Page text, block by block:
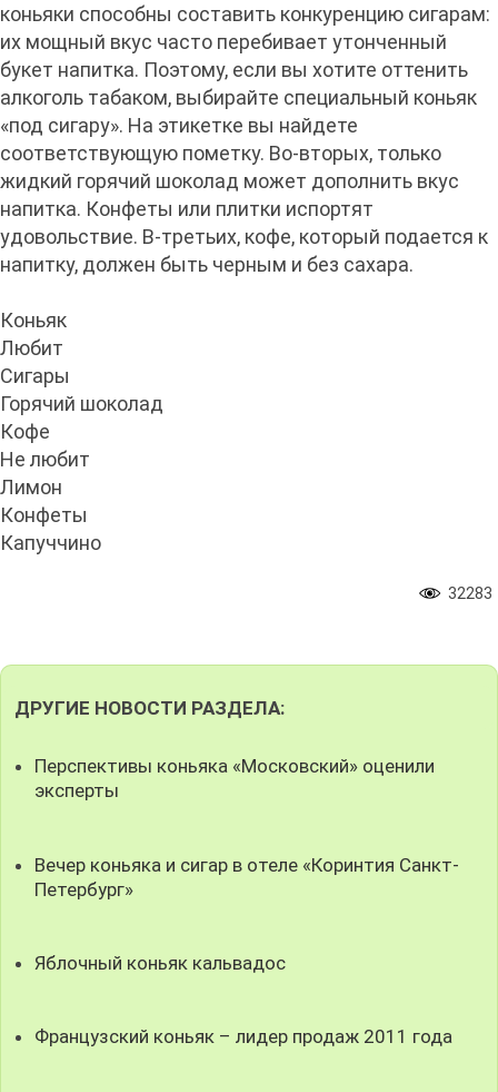
коньяки способны составить конкуренцию сигарам:
их мощный вкус часто перебивает утонченный
букет напитка. Поэтому, если вы хотите оттенить
алкоголь табаком, выбирайте специальный коньяк
«под сигару». На этикетке вы найдете
соответствующую пометку. Во-вторых, только
жидкий горячий шоколад может дополнить вкус
напитка. Конфеты или плитки испортят
удовольствие. В-третьих, кофе, который подается к
напитку, должен быть черным и без сахара.
Коньяк
Любит
Сигары
Горячий шоколад
Кофе
Не любит
Лимон
Конфеты
Капуччино
32283
ДРУГИЕ НОВОСТИ РАЗДЕЛА:
Перспективы коньяка «Московский» оценили
эксперты
Вечер коньяка и сигар в отеле «Коринтия Санкт-
Петербург»
Яблочный коньяк кальвадос
Французский коньяк – лидер продаж 2011 года